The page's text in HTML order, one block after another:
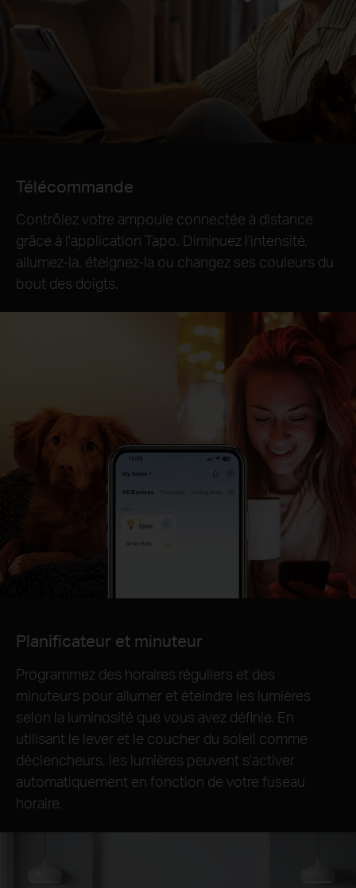
Télécommande
Contrôlez votre ampoule connectée à distance
grâce à l'application Tapo. Diminuez l'intensité,
allumez-la, éteignez-la ou changez ses couleurs du
bout des doigts.
Planificateur et minuteur
Programmez des horaires réguliers et des
minuteurs pour allumer et éteindre les lumières
selon la luminosité que vous avez définie. En
utilisant le lever et le coucher du soleil comme
déclencheurs, les lumières peuvent s'activer
automatiquement en fonction de votre fuseau
horaire.